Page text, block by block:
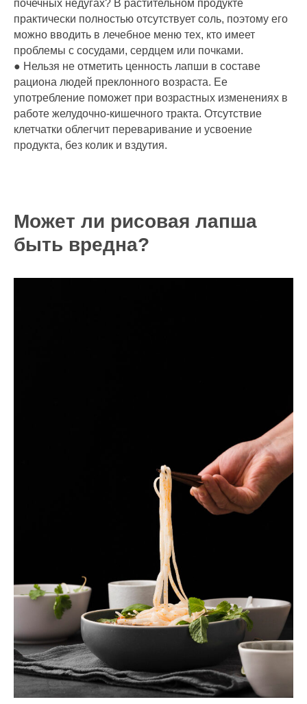
почечных недугах? В растительном продукте
практически полностью отсутствует соль, поэтому его
можно вводить в лечебное меню тех, кто имеет
проблемы с сосудами, сердцем или почками.
● Нельзя не отметить ценность лапши в составе
рациона людей преклонного возраста. Ее
употребление поможет при возрастных изменениях в
работе желудочно-кишечного тракта. Отсутствие
клетчатки облегчит переваривание и усвоение
продукта, без колик и вздутия.
Может ли рисовая лапша
быть вредна?